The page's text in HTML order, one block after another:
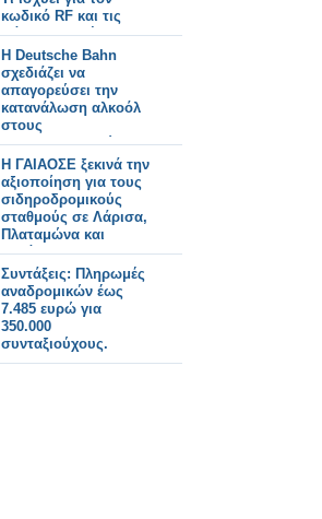
κωδικό RF και τις
πάγιες εντολές
Η Deutsche Bahn
σχεδιάζει να
απαγορεύσει την
κατανάλωση αλκοόλ
στους
σιδηροδρομικούς
σταθμούς στη
Γερμανία.
Η ΓΑΙΑΟΣΕ ξεκινά την
αξιοποίηση για τους
σιδηροδρομικούς
σταθμούς σε Λάρισα,
Πλαταμώνα και
Κατάκολο.
Συντάξεις: Πληρωμές
αναδρομικών έως
7.485 ευρώ για
350.000
συνταξιούχους.